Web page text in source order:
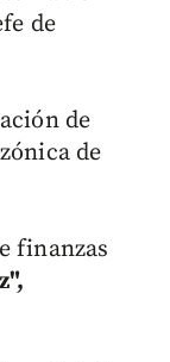
de
de
de
finanzas